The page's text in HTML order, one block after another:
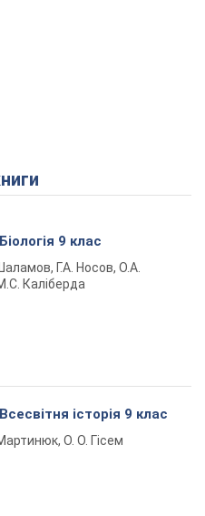
9 клас
Г.А. Носов, О.А.
Каліберда
історія 9 клас
О. О. Гісем